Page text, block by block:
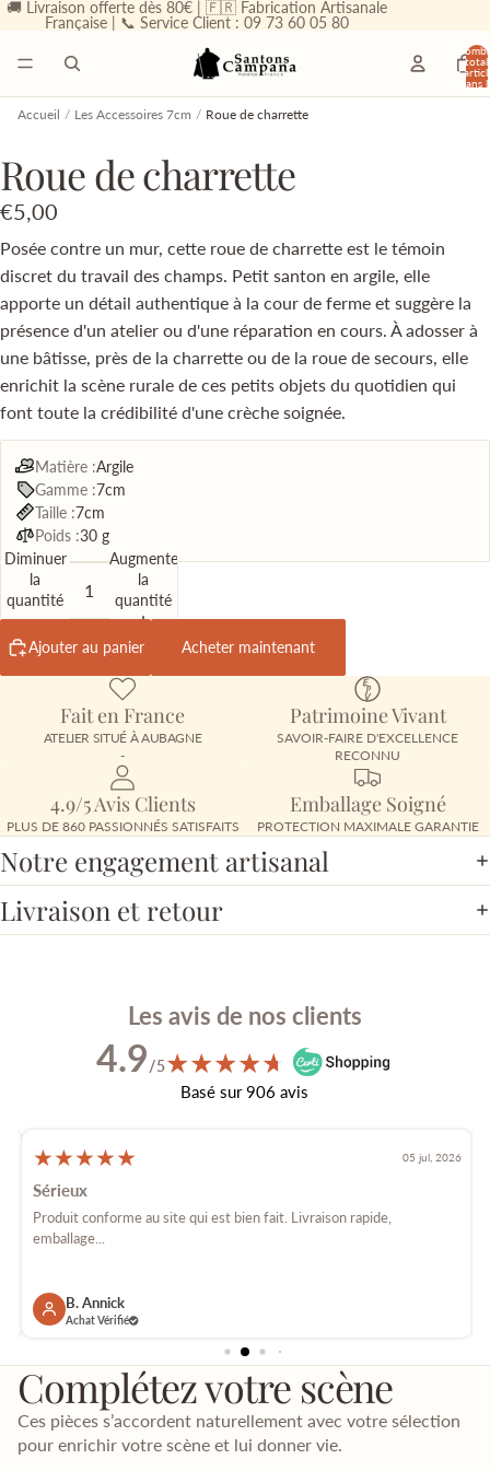
🚚 Livraison offerte dès 80€ | 🇫🇷 Fabrication Artisanale
Française | 📞 Service Client : 09 73 60 05 80
total
dans
Accueil / Les Accessoires 7cm / Roue de charrette
Roue de charrette
€5,00
Posée contre un mur, cette roue de charrette est le témoin
discret du travail des champs. Petit santon en argile, elle
apporte un détail authentique à la cour de ferme et suggère la
présence d'un atelier ou d'une réparation en cours. À adosser à
une bâtisse, près de la charrette ou de la roue de secours, elle
enrichit la scène rurale de ces petits objets du quotidien qui
font toute la crédibilité d'une crèche soignée.
Matière :Argile
Gamme :7cm
Taille :7cm
Poids :30 g
Diminuer
la
quantité
Augmenter
la
quantité
Ajouter au panier Acheter maintenant
Fait en France
ATELIER SITUÉ À AUBAGNE
-
Patrimoine Vivant
SAVOIR-FAIRE D'EXCELLENCE
RECONNU
4.9/5 Avis Clients
PLUS DE 860 PASSIONNÉS SATISFAITS
Emballage Soigné
PROTECTION MAXIMALE GARANTIE
Notre engagement artisanal
Livraison et retour
Les avis de nos clients
4.9/5★★★★★
★
Basé sur 906 avis
★★★★★ 05 jul, 2026
Sérieux
Produit conforme au site qui est bien fait. Livraison rapide,
emballage...
B. Annick
Achat Vérifié
Complétez votre scène
Ces pièces s’accordent naturellement avec votre sélection
pour enrichir votre scène et lui donner vie.